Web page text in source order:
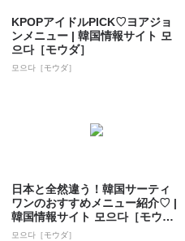
KPOPアイドルPICK♡ヨアジョ
ンメニュー | 韓国情報サイト 모
으다［モウダ］
모으다［モウダ］
日本と全然違う！韓国サーティ
ワンのおすすめメニュー紹介♡ |
韓国情報サイト 모으다［モウ
ダ］
모으다［モウダ］